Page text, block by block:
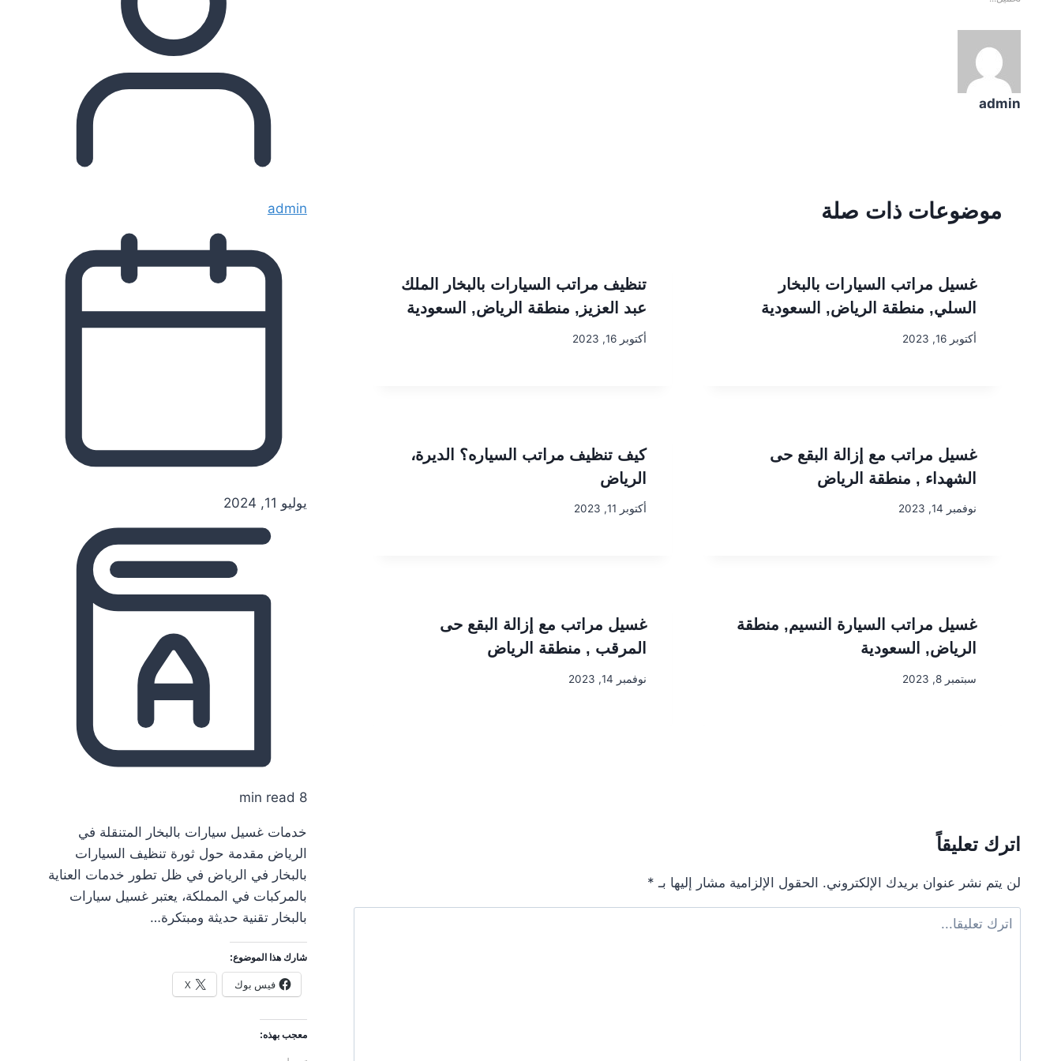
admin
موضوعات ذات صلة
غسيل مراتب السيارات بالبخار
السلي, منطقة الرياض, السعودية
أكتوبر 16, 2023
تنظيف مراتب السيارات بالبخار الملك
عبد العزيز, منطقة الرياض, السعودية
أكتوبر 16, 2023
غسيل مراتب مع إزالة البقع حى
الشهداء , منطقة الرياض
نوفمبر 14, 2023
كيف تنظيف مراتب السياره؟ الديرة،
الرياض
أكتوبر 11, 2023
غسيل مراتب السيارة النسيم, منطقة
الرياض, السعودية
سبتمبر 8, 2023
غسيل مراتب مع إزالة البقع حى
المرقب , منطقة الرياض
نوفمبر 14, 2023
اترك تعليقاً
لن يتم نشر عنوان بريدك الإلكتروني. الحقول الإلزامية مشار إليها بـ *
admin
يوليو 11, 2024
8 min read
خدمات غسيل سيارات بالبخار المتنقلة في
الرياض مقدمة حول ثورة تنظيف السيارات
بالبخار في الرياض في ظل تطور خدمات العناية
بالمركبات في المملكة، يعتبر غسيل سيارات
بالبخار تقنية حديثة ومبتكرة…
شارك هذا الموضوع:
فيس بوك X
معجب بهذه: